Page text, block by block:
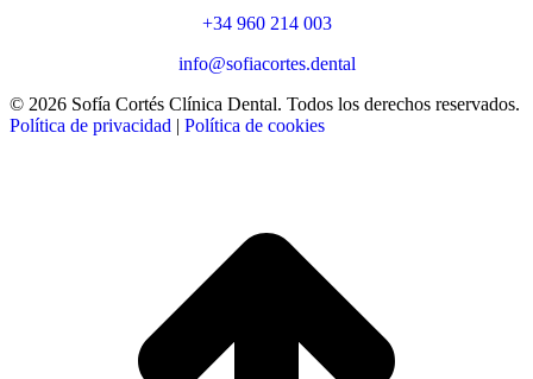
+34 960 214 003
info@sofiacortes.dental
© 2026 Sofía Cortés Clínica Dental. Todos los derechos reservados.
Política de privacidad | Política de cookies